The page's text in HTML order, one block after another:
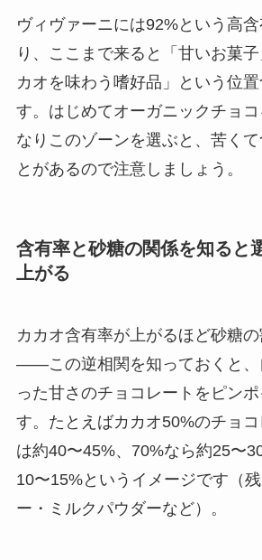
ヴィヴァーニには92%という高
り、ここまで来ると「甘いお菓
カオを味わう嗜好品」という位
す。はじめてオーガニックチョ
なりこのゾーンを選ぶと、苦く
とがあるので注意しましょう。
含有率と砂糖の関係を知ると
上がる
カカオ含有率が上がるほど砂糖
——この逆相関を知っておくと、
った甘さのチョコレートをピン
す。たとえばカカオ50%のチョ
は約40〜45%、70%なら約25〜
10〜15%というイメージです（
ー・ミルクパウダーなど）。